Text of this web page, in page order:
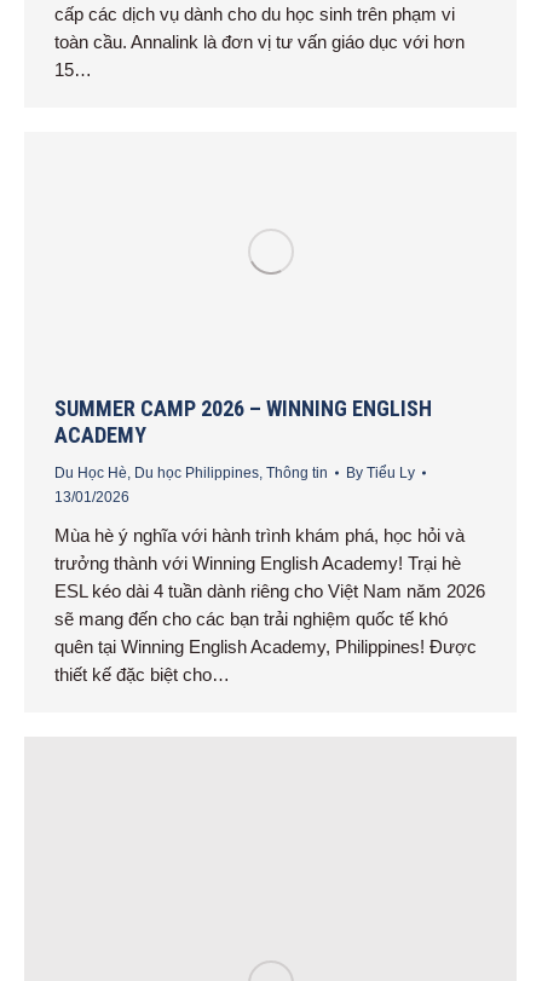
cấp các dịch vụ dành cho du học sinh trên phạm vi
toàn cầu. Annalink là đơn vị tư vấn giáo dục với hơn
15…
SUMMER CAMP 2026 – WINNING ENGLISH
ACADEMY
Du Học Hè, Du học Philippines, Thông tin By Tiểu Ly
13/01/2026
Mùa hè ý nghĩa với hành trình khám phá, học hỏi và
trưởng thành với Winning English Academy! Trại hè
ESL kéo dài 4 tuần dành riêng cho Việt Nam năm 2026
sẽ mang đến cho các bạn trải nghiệm quốc tế khó
quên tại Winning English Academy, Philippines! Được
thiết kế đặc biệt cho…